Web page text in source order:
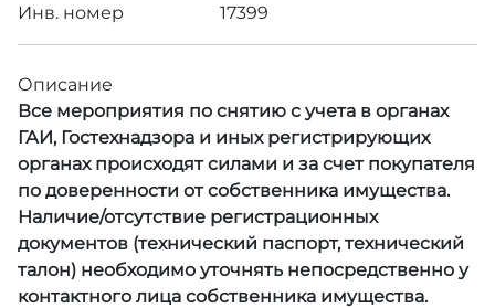
Инв. номер 17399
Описание
Все мероприятия по снятию с учета в органах
ГАИ, Гостехнадзора и иных регистрирующих
органах происходят силами и за счет покупателя
по доверенности от собственника имущества.
Наличие/отсутствие регистрационных
документов (технический паспорт, технический
талон) необходимо уточнять непосредственно у
контактного лица собственника имущества.